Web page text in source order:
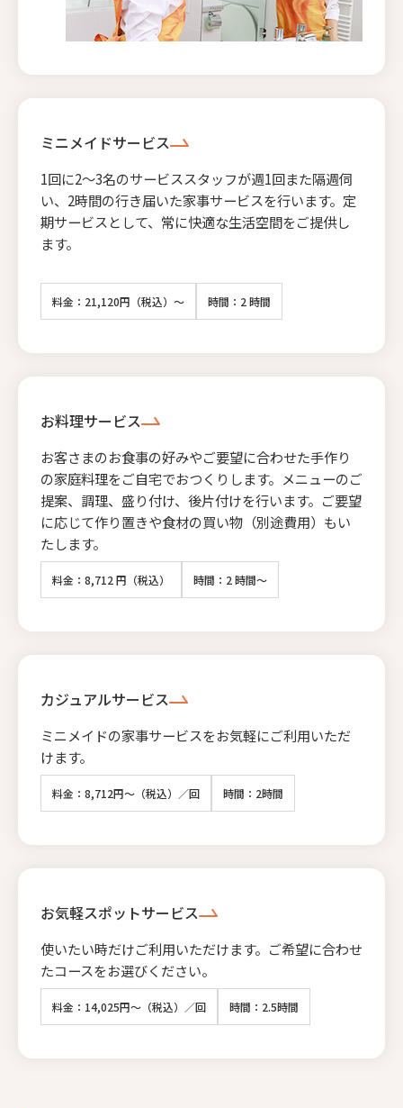
ミニメイドサービス
1回に2〜3名のサービススタッフが週1回また隔週伺
い、2時間の行き届いた家事サービスを行います。定
期サービスとして、常に快適な生活空間をご提供し
ます。
料金：21,120円（税込）～ 時間：2 時間
お料理サービス
お客さまのお食事の好みやご要望に合わせた手作り
の家庭料理をご自宅でおつくりします。メニューのご
提案、調理、盛り付け、後片付けを行います。ご要望
に応じて作り置きや食材の買い物（別途費用）もい
たします。
料金：8,712 円（税込） 時間：2 時間～
カジュアルサービス
ミニメイドの家事サービスをお気軽にご利用いただ
けます。
料金：8,712円～（税込）／回 時間：2時間
お気軽スポットサービス
使いたい時だけご利用いただけます。ご希望に合わせ
たコースをお選びください。
料金：14,025円～（税込）／回 時間：2.5時間